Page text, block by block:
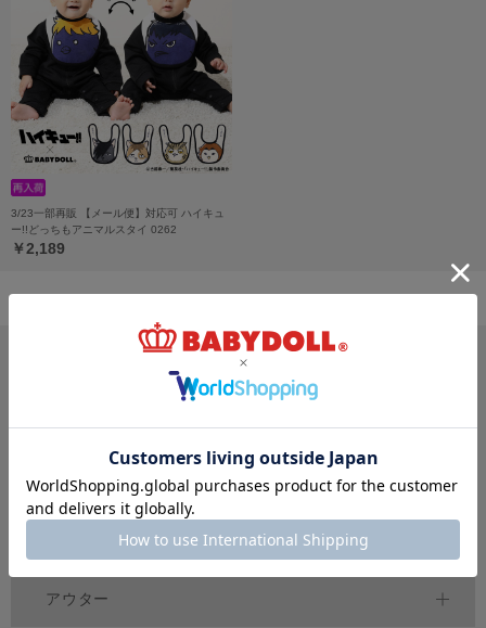
3/23一部再販 【メール便】対応可 ハイキュ
ー!!どっちもアニマルスタイ 0262
￥2,189
サイズ・カテゴリから探す
新生児 ベビー キッズ
140～160cm S XL 親子ペア
アウター